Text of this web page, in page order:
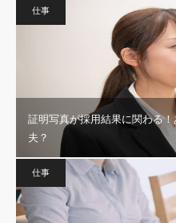
仕事
証明写真が採用結果に関わる
夫？
仕事